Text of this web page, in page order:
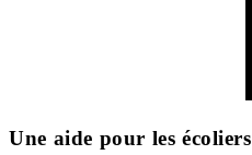
Une aide pour les écoliers